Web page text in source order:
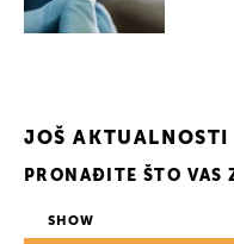
JOŠ AKTUALNOSTI
PRONAĐITE ŠTO VAS
SHOW